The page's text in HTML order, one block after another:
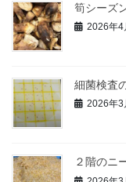
筍シーズ
2026年4
細菌検査
2026年3
２階のニ